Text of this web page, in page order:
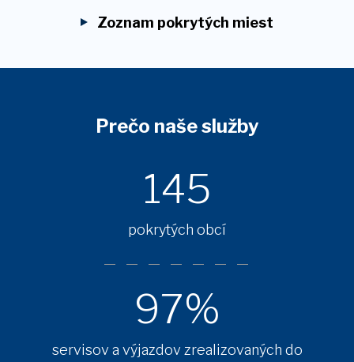
Zoznam pokrytých miest
Prečo naše služby
145
pokrytých obcí
97%
servisov a výjazdov zrealizovaných do